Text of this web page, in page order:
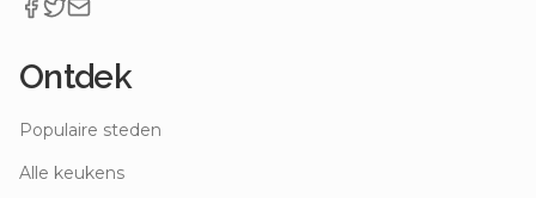
Ontdek
Populaire steden
Alle keukens